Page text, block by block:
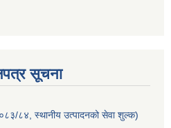
सूचना
८४, स्थानीय उत्पादनको सेवा शुल्क)